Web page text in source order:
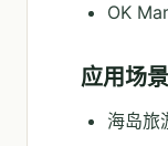
OK
应用场景
海岛旅